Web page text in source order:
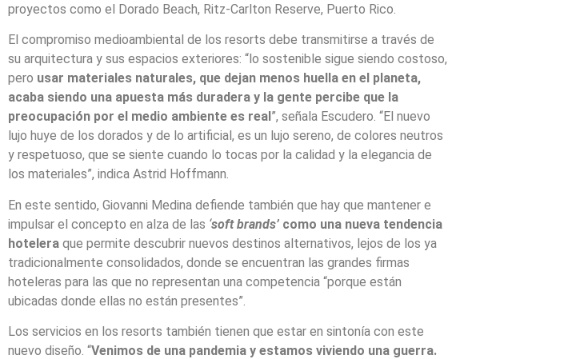
proyectos como el Dorado Beach, Ritz-Carlton Reserve, Puerto Rico.
El compromiso medioambiental de los resorts debe transmitirse a través de
su arquitectura y sus espacios exteriores: “lo sostenible sigue siendo costoso,
pero usar materiales naturales, que dejan menos huella en el planeta,
acaba siendo una apuesta más duradera y la gente percibe que la
preocupación por el medio ambiente es real ”, señala Escudero. “El nuevo
lujo huye de los dorados y de lo artificial, es un lujo sereno, de colores neutros
y respetuoso, que se siente cuando lo tocas por la calidad y la elegancia de
los materiales”, indica Astrid Hoffmann.
En este sentido, Giovanni Medina defiende también que hay que mantener e
impulsar el concepto en alza de las ‘soft brands’ como una nueva tendencia
hotelera que permite descubrir nuevos destinos alternativos, lejos de los ya
tradicionalmente consolidados, donde se encuentran las grandes firmas
hoteleras para las que no representan una competencia “porque están
ubicadas donde ellas no están presentes”.
Los servicios en los resorts también tienen que estar en sintonía con este
nuevo diseño. “Venimos de una pandemia y estamos viviendo una guerra.